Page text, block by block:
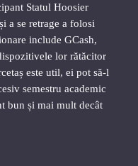
Statul Hoosier
a se retrage a folosi
include GCash,
lor rătăcitor
este util, ei pot să-l
semestru academic
bun și mai mult decât